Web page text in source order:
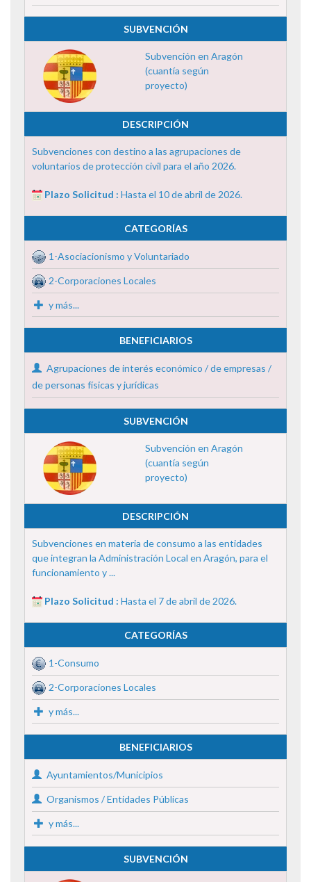
SUBVENCIÓN
Subvención en Aragón
(cuantía según
proyecto)
DESCRIPCIÓN
Subvenciones con destino a las agrupaciones de
voluntarios de protección civil para el año 2026.
Plazo Solicitud : Hasta el 10 de abril de 2026.
CATEGORÍAS
1-Asociacionismo y Voluntariado
2-Corporaciones Locales
y más...
BENEFICIARIOS
Agrupaciones de interés económico / de empresas /
de personas físicas y jurídicas
SUBVENCIÓN
Subvención en Aragón
(cuantía según
proyecto)
DESCRIPCIÓN
Subvenciones en materia de consumo a las entidades
que integran la Administración Local en Aragón, para el
funcionamiento y ...
Plazo Solicitud : Hasta el 7 de abril de 2026.
CATEGORÍAS
1-Consumo
2-Corporaciones Locales
y más...
BENEFICIARIOS
Ayuntamientos/Municipios
Organismos / Entidades Públicas
y más...
SUBVENCIÓN